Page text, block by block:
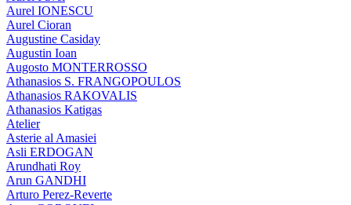
Aurel IONESCU
Aurel Cioran
Augustine Casiday
Augustin Ioan
Augosto MONTERROSSO
Athanasios S. FRANGOPOULOS
Athanasios RAKOVALIS
Athanasios Katigas
Atelier
Asterie al Amasiei
Asli ERDOGAN
Arundhati Roy
Arun GANDHI
Arturo Perez-Reverte